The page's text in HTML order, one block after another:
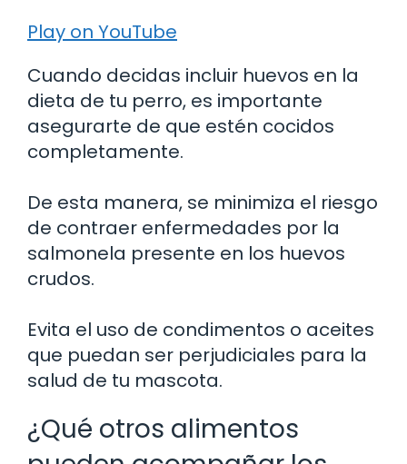
Play on YouTube
Cuando decidas incluir huevos en la
dieta de tu perro, es importante
asegurarte de que estén cocidos
completamente.
De esta manera, se minimiza el riesgo
de contraer enfermedades por la
salmonela presente en los huevos
crudos.
Evita el uso de condimentos o aceites
que puedan ser perjudiciales para la
salud de tu mascota.
¿Qué otros alimentos